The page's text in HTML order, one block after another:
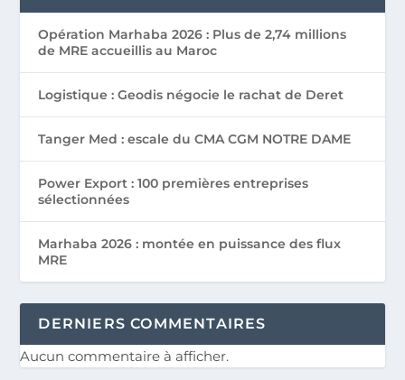
Opération Marhaba 2026 : Plus de 2,74 millions
de MRE accueillis au Maroc
Logistique : Geodis négocie le rachat de Deret
Tanger Med : escale du CMA CGM NOTRE DAME
Power Export : 100 premières entreprises
sélectionnées
Marhaba 2026 : montée en puissance des flux
MRE
DERNIERS COMMENTAIRES
Aucun commentaire à afficher.